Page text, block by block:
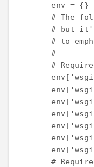
        env = {}
# The
# but
# to
        #
#
#